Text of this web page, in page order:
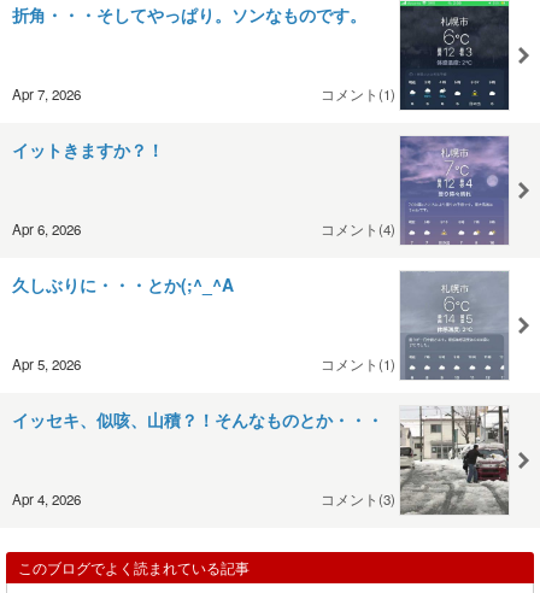
折角・・・そしてやっぱり。ソンなものです。
Apr 7, 2026 コメント(1)
イットきますか？！
Apr 6, 2026 コメント(4)
久しぶりに・・・とか(;^_^A
Apr 5, 2026 コメント(1)
イッセキ、似咳、山積？！そんなものとか・・・
Apr 4, 2026 コメント(3)
このブログでよく読まれている記事